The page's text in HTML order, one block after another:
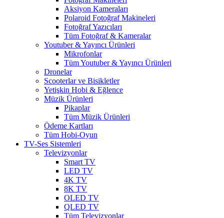
Aksiyon Kameraları
Polaroid Fotoğraf Makineleri
Fotoğraf Yazıcıları
Tüm Fotoğraf & Kameralar
Youtuber & Yayıncı Ürünleri
Mikrofonlar
Tüm Youtuber & Yayıncı Ürünleri
Dronelar
Scooterlar ve Bisikletler
Yetişkin Hobi & Eğlence
Müzik Ürünleri
Pikaplar
Tüm Müzik Ürünleri
Ödeme Kartları
Tüm Hobi-Oyun
TV-Ses Sistemleri
Televizyonlar
Smart TV
LED TV
4K TV
8K TV
OLED TV
QLED TV
Tüm Televizyonlar